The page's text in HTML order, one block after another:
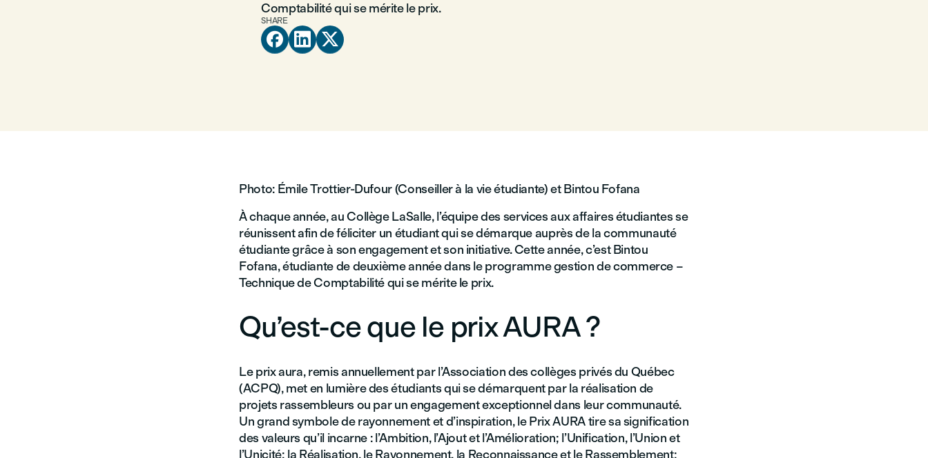
Comptabilité qui se mérite le prix.
SHARE
  
Photo: Émile Trottier-Dufour (Conseiller à la vie étudiante) et Bintou Fofana
À chaque année, au Collège LaSalle, l’équipe des services aux affaires étudiantes se
réunissent afin de féliciter un étudiant qui se démarque auprès de la communauté
étudiante grâce à son engagement et son initiative. Cette année, c’est Bintou
Fofana, étudiante de deuxième année dans le programme gestion de commerce –
Technique de Comptabilité qui se mérite le prix.
Qu’est-ce que le prix AURA ?
Le prix aura, remis annuellement par l’Association des collèges privés du Québec
(ACPQ), met en lumière des étudiants qui se démarquent par la réalisation de
projets rassembleurs ou par un engagement exceptionnel dans leur communauté.
Un grand symbole de rayonnement et d’inspiration, le Prix AURA tire sa signification
des valeurs qu’il incarne : l’Ambition, l’Ajout et l’Amélioration; l’Unification, l’Union et
l’Unicité; la Réalisation, le Rayonnement, la Reconnaissance et le Rassemblement;